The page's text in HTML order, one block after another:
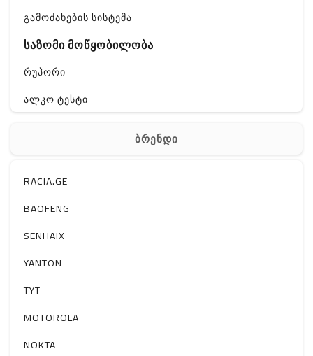
გამოძახების სისტემა
საზომი მოწყობილობა
რუპორი
ალკო ტესტი
ელ. მოწყობილობები
მაგნიტი
სხვა
ბრენდი
RACIA.GE
BAOFENG
SENHAIX
YANTON
TYT
MOTOROLA
NOKTA